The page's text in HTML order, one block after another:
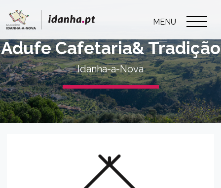
MENU
Adufe Cafetaria& Tradição
Idanha-a-Nova